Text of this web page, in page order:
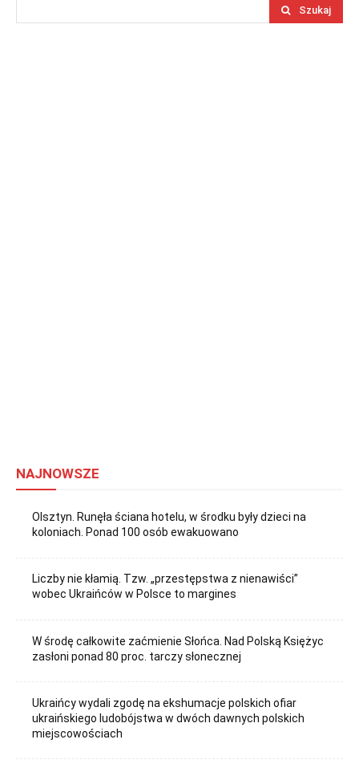
Szukaj
NAJNOWSZE
Olsztyn. Runęła ściana hotelu, w środku były dzieci na
koloniach. Ponad 100 osób ewakuowano
Liczby nie kłamią. Tzw. „przestępstwa z nienawiści”
wobec Ukraińców w Polsce to margines
W środę całkowite zaćmienie Słońca. Nad Polską Księżyc
zasłoni ponad 80 proc. tarczy słonecznej
Ukraińcy wydali zgodę na ekshumacje polskich ofiar
ukraińskiego ludobójstwa w dwóch dawnych polskich
miejscowościach